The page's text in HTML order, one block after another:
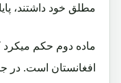
مطلق خود داشتند،
ماده دوم حکم
افغانستان است. در